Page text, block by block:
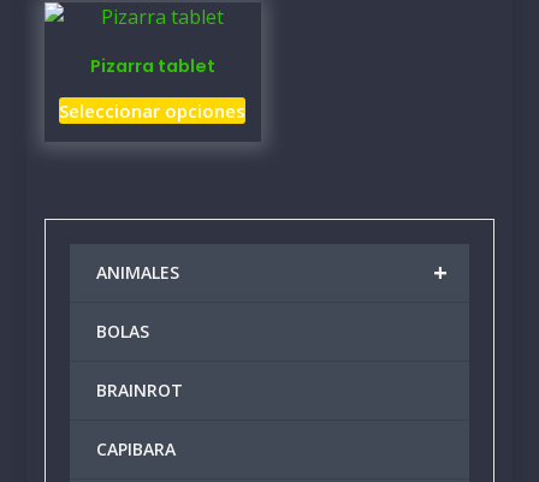
Pizarra tablet
Seleccionar opcionesEste
variantes.
+
ANIMALES
BOLAS
BRAINROT
CAPIBARA